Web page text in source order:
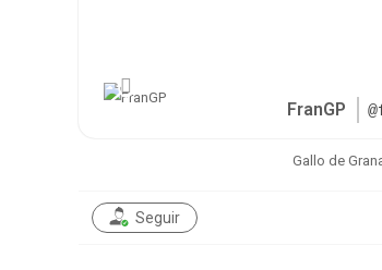
FranGP
Gallo de
Seguir